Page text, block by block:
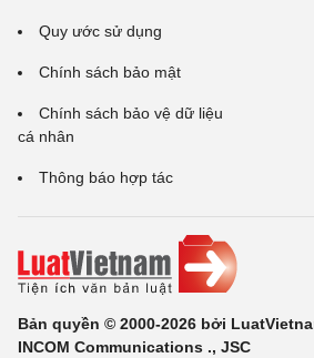
Quy ước sử dụng
Chính sách bảo mật
Chính sách bảo vệ dữ liệu
cá nhân
Thông báo hợp tác
Bản quyền © 2000-2026 bởi
INCOM Communications ., JSC